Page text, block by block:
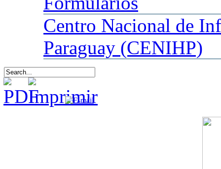
Centro Nacional de
Paraguay (CENIHP)